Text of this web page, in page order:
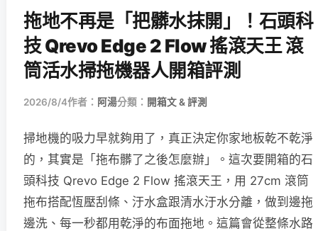
拖地不再是「把髒水抹開」！石頭科
技 Qrevo Edge 2 Flow 搖滾天王 滾
筒活水掃拖機器人開箱評測
2026/8/4作者： 阿湯分類： 開箱文 & 評測
掃地機的吸力早就夠用了，真正決定你家地板乾不乾淨
的，其實是「拖布髒了之後怎麼辦」。這次要開箱的石
頭科技 Qrevo Edge 2 Flow 搖滾天王，用 27cm 滾筒
拖布搭配恆壓刮條、汙水盒跟清水汙水分離，做到邊拖
邊洗、每一秒都用乾淨的布面拖地。這篇會從整條水路